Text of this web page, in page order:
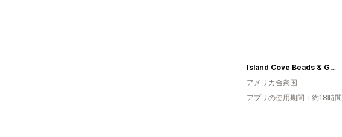
Island Cove Beads & Gallery
アメリカ合衆国
アプリの使用期間：約18時間